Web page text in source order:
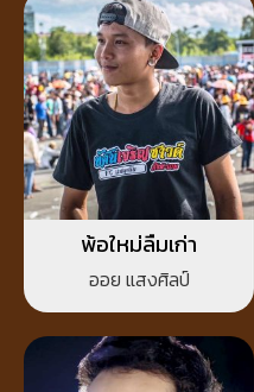
พ้อใหม่ลืมเก่า
ออย แสงศิลป์